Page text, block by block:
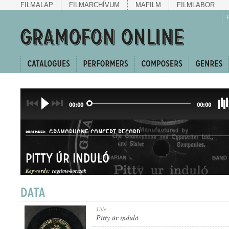
FILMALAP FILMARCHÍVUM MAFILM FILMLABOR
00:00 00:00
PUBLISHER: GRAMOPHONE CONCERT RECORD
RECORD NUMBER: G. C.-70298
Pitty úr induló
Keywords: ragtime-korszak
Title
Pitty úr induló